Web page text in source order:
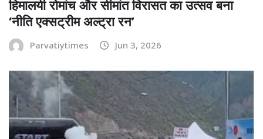
हिमालयी रोमांच और सीमांत विरासत का उत्सव बना
‘नीति एक्सट्रीम अल्ट्रा रन’
Parvatiytimes Jun 3, 2026